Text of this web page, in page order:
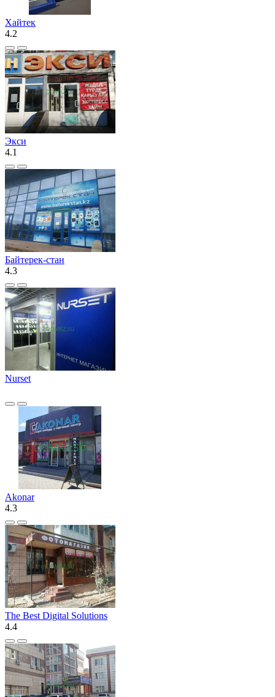
Хайтек
4.2
Экси
4.1
Байтерек-стан
4.3
Nurset
Akonar
4.3
The Best Digital Solutions
4.4